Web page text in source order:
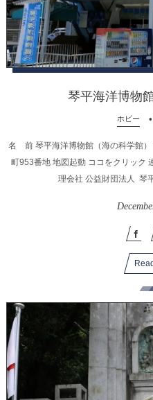
琴平海洋博物
ホビー
名 前 琴平海洋博物館（海の科学館
町953番地 地図起動 ココをクリック
理会社 公益財団法人 琴